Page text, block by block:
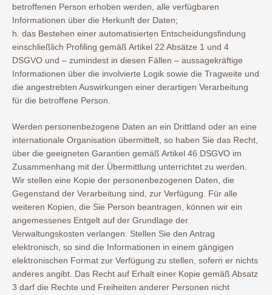
betroffenen Person erhoben werden, alle verfügbaren
Informationen über die Herkunft der Daten;
h. das Bestehen einer automatisierten Entscheidungsfindung
einschließlich Profiling gemäß Artikel 22 Absätze 1 und 4
DSGVO und – zumindest in diesen Fällen – aussagekräftige
Informationen über die involvierte Logik sowie die Tragweite und
die angestrebten Auswirkungen einer derartigen Verarbeitung
für die betroffene Person.
Werden personenbezogene Daten an ein Drittland oder an eine
internationale Organisation übermittelt, so haben Sie das Recht,
über die geeigneten Garantien gemäß Artikel 46 DSGVO im
Zusammenhang mit der Übermittlung unterrichtet zu werden.
Wir stellen eine Kopie der personenbezogenen Daten, die
Gegenstand der Verarbeitung sind, zur Verfügung. Für alle
weiteren Kopien, die Sie Person beantragen, können wir ein
angemessenes Entgelt auf der Grundlage der
Verwaltungskosten verlangen. Stellen Sie den Antrag
elektronisch, so sind die Informationen in einem gängigen
elektronischen Format zur Verfügung zu stellen, sofern er nichts
anderes angibt. Das Recht auf Erhalt einer Kopie gemäß Absatz
3 darf die Rechte und Freiheiten anderer Personen nicht